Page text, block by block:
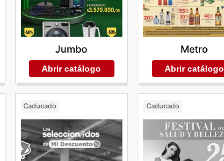
Jumbo
Abrir catálogo
Metro
Abrir catálogo
Caducado Caducado